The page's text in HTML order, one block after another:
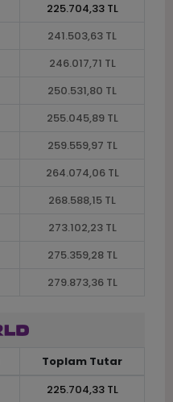
225.704,33 TL
241.503,63 TL
246.017,71 TL
250.531,80 TL
255.045,89 TL
259.559,97 TL
264.074,06 TL
268.588,15 TL
273.102,23 TL
275.359,28 TL
279.873,36 TL
Toplam Tutar
225.704,33 TL